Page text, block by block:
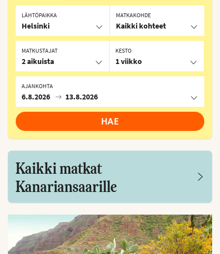
LÄHTÖPAIKKA
Helsinki
MATKAKOHDE
Kaikki kohteet
KESTO
1 viikko
AJANKOHTA
6.8.2026 13.8.2026
MATKUSTAJAT
2 aikuista
HAE
Kaikki matkat
Kanariansaarille